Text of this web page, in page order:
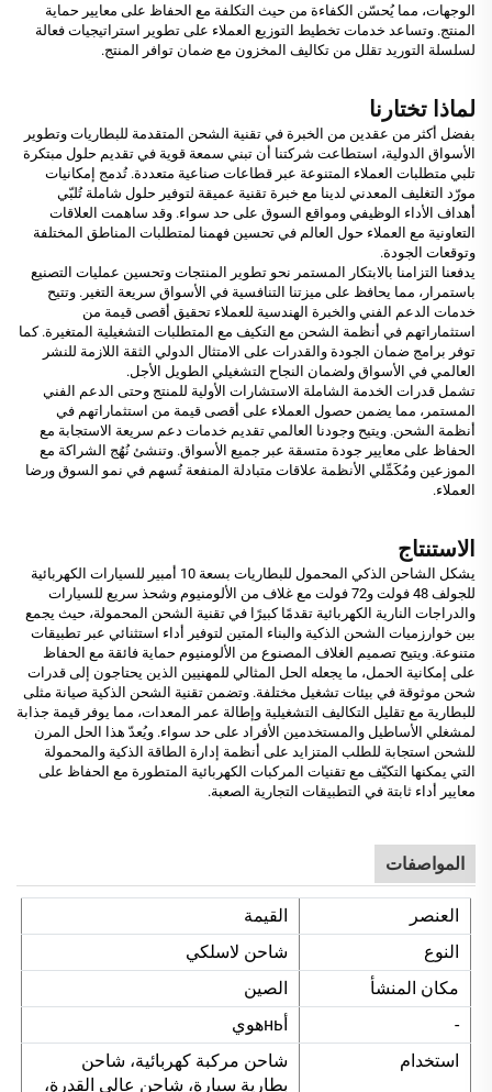
الوجهات، مما يُحسّن الكفاءة من حيث التكلفة مع الحفاظ على معايير حماية
المنتج. وتساعد خدمات تخطيط التوزيع العملاء على تطوير استراتيجيات فعالة
لسلسلة التوريد تقلل من تكاليف المخزون مع ضمان توافر المنتج.
لماذا تختارنا
بفضل أكثر من عقدين من الخبرة في تقنية الشحن المتقدمة للبطاريات وتطوير
الأسواق الدولية، استطاعت شركتنا أن تبني سمعة قوية في تقديم حلول مبتكرة
تلبي متطلبات العملاء المتنوعة عبر قطاعات صناعية متعددة. تُدمج إمكانيات
مورّد التغليف المعدني لدينا مع خبرة تقنية عميقة لتوفير حلول شاملة تُلبّي
أهداف الأداء الوظيفي ومواقع السوق على حد سواء. وقد ساهمت العلاقات
التعاونية مع العملاء حول العالم في تحسين فهمنا لمتطلبات المناطق المختلفة
وتوقعات الجودة.
يدفعنا التزامنا بالابتكار المستمر نحو تطوير المنتجات وتحسين عمليات التصنيع
باستمرار، مما يحافظ على ميزتنا التنافسية في الأسواق سريعة التغير. وتتيح
خدمات الدعم الفني والخبرة الهندسية للعملاء تحقيق أقصى قيمة من
استثماراتهم في أنظمة الشحن مع التكيف مع المتطلبات التشغيلية المتغيرة. كما
توفر برامج ضمان الجودة والقدرات على الامتثال الدولي الثقة اللازمة للنشر
العالمي في الأسواق ولضمان النجاح التشغيلي الطويل الأجل.
تشمل قدرات الخدمة الشاملة الاستشارات الأولية للمنتج وحتى الدعم الفني
المستمر، مما يضمن حصول العملاء على أقصى قيمة من استثماراتهم في
أنظمة الشحن. ويتيح وجودنا العالمي تقديم خدمات دعم سريعة الاستجابة مع
الحفاظ على معايير جودة متسقة عبر جميع الأسواق. وتنشئ نُهُج الشراكة مع
الموزعين ومُكَمِّلي الأنظمة علاقات متبادلة المنفعة تُسهم في نمو السوق ورضا
العملاء.
الاستنتاج
يشكل الشاحن الذكي المحمول للبطاريات بسعة 10 أمبير للسيارات الكهربائية
للجولف 48 فولت و72 فولت مع غلاف من الألومنيوم وشحذ سريع للسيارات
والدراجات النارية الكهربائية تقدمًا كبيرًا في تقنية الشحن المحمولة، حيث يجمع
بين خوارزميات الشحن الذكية والبناء المتين لتوفير أداء استثنائي عبر تطبيقات
متنوعة. ويتيح تصميم الغلاف المصنوع من الألومنيوم حماية فائقة مع الحفاظ
على إمكانية الحمل، ما يجعله الحل المثالي للمهنيين الذين يحتاجون إلى قدرات
شحن موثوقة في بيئات تشغيل مختلفة. وتضمن تقنية الشحن الذكية صيانة مثلى
للبطارية مع تقليل التكاليف التشغيلية وإطالة عمر المعدات، مما يوفر قيمة جذابة
لمشغلي الأساطيل والمستخدمين الأفراد على حد سواء. ويُعدّ هذا الحل المرن
للشحن استجابة للطلب المتزايد على أنظمة إدارة الطاقة الذكية والمحمولة
التي يمكنها التكيّف مع تقنيات المركبات الكهربائية المتطورة مع الحفاظ على
معايير أداء ثابتة في التطبيقات التجارية الصعبة.
المواصفات
العنصر
القيمة
النوع
شاحن لاسلكي
مكان المنشأ
الصين
-
أньهوي
استخدام
شاحن مركبة كهربائية، شاحن
بطارية سيارة، شاحن عالي القدرة،